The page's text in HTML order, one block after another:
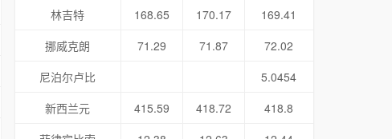
林吉特
168.65 170.17
169.41
挪威克朗
71.29 71.87
72.02
尼泊尔卢比
5.0454
新西兰元
415.59 418.72
418.8